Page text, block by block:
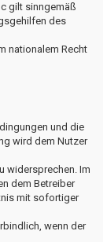
gilt sinngemäß
des
nationalem Recht
und die
wird dem Nutzer
widersprechen. Im
dem Betreiber
mit sofortiger
wenn der